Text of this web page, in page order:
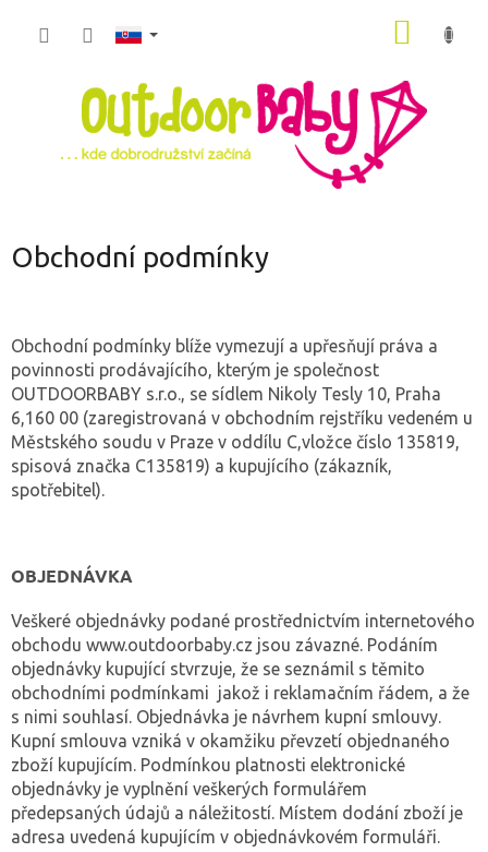
Obchodní podmínky
Obchodní podmínky blíže vymezují a upřesňují práva a
povinnosti prodávajícího, kterým je společnost
OUTDOORBABY s.r.o., se sídlem Nikoly Tesly 10, Praha
6,160 00 (zaregistrovaná v obchodním rejstříku vedeném u
Městského soudu v Praze v oddílu C,vložce číslo 135819,
spisová značka C135819) a kupujícího (zákazník,
spotřebitel).
OBJEDNÁVKA
Veškeré objednávky podané prostřednictvím internetového
obchodu www.outdoorbaby.cz jsou závazné. Podáním
objednávky kupující stvrzuje, že se seznámil s těmito
obchodními podmínkami jakož i reklamačním řádem, a že
s nimi souhlasí. Objednávka je návrhem kupní smlouvy.
Kupní smlouva vzniká v okamžiku převzetí objednaného
zboží kupujícím. Podmínkou platnosti elektronické
objednávky je vyplnění veškerých formulářem
předepsaných údajů a náležitostí. Místem dodání zboží je
adresa uvedená kupujícím v objednávkovém formuláři.